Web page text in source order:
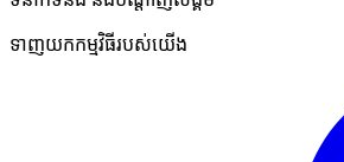
ទាញយកកម្មវិធីរបស់យើង